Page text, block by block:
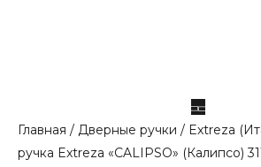
Главная / Дверные ручки / Extreza
ручка Extreza «CALIPSO» (Калипсо)